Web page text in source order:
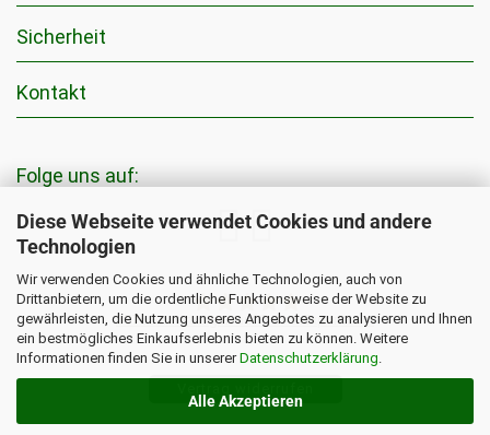
Diese Webseite verwendet Cookies und andere
Technologien
Wir verwenden Cookies und ähnliche Technologien, auch von
Drittanbietern, um die ordentliche Funktionsweise der Website zu
gewährleisten, die Nutzung unseres Angebotes zu analysieren und Ihnen
ein bestmögliches Einkaufserlebnis bieten zu können. Weitere
Informationen finden Sie in unsererDatenschutzerklärung.
Alle Akzeptieren
Sicherheit
Kontakt
Folge uns auf:
Pflanzenkohle24.de EGoS Bio GmbH
5776Bewertungen auf ProvenExpert.com